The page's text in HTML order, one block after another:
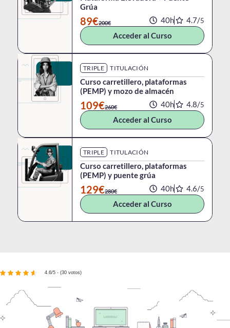
Grúa
89€200€ 40h 4.7/5
Acceder al Curso
TRIPLE TITULACIÓN
Curso carretillero, plataformas
(PEMP) y mozo de almacén
109€260€ 40h 4.8/5
Acceder al Curso
TRIPLE TITULACIÓN
Curso carretillero, plataformas
(PEMP) y puente grúa
129€280€ 40h 4.6/5
Acceder al Curso
4.6/5 - (30 votos)